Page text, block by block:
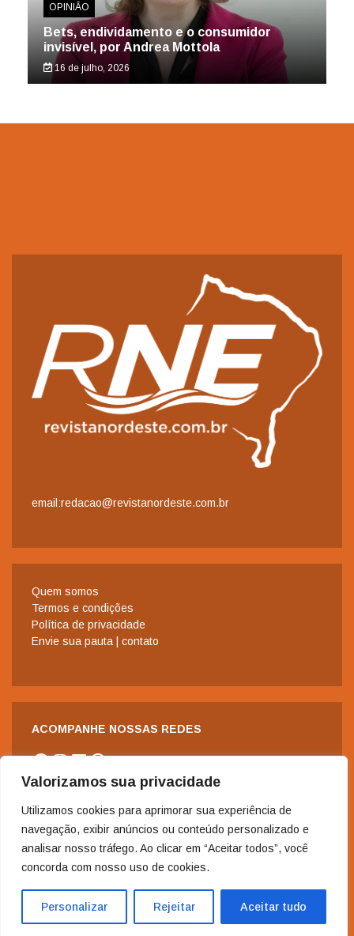
Valorizamos sua privacidade
Utilizamos cookies para aprimorar sua experiência de
navegação, exibir anúncios ou conteúdo personalizado e
analisar nosso tráfego. Ao clicar em “Aceitar todos”, você
concorda com nosso uso de cookies.
Personalizar Rejeitar Aceitar tudo
OPINIÃO
Bets, endividamento e o consumidor
invisível, por Andrea Mottola
16 de julho, 2026
email:redacao@revistanordeste.com.br
Quem somos
Termos e condições
Política de privacidade
Envie sua pauta | contato
ACOMPANHE NOSSAS REDES
Facebook
Instagram
LinkedIn
WhatsApp